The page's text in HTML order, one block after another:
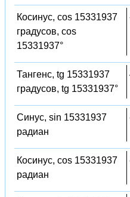
Косинус, cos 15331937
градусов, cos
15331937°
Тангенс, tg 15331937
градусов, tg 15331937°
Синус, sin 15331937
радиан
Косинус, cos 15331937
радиан